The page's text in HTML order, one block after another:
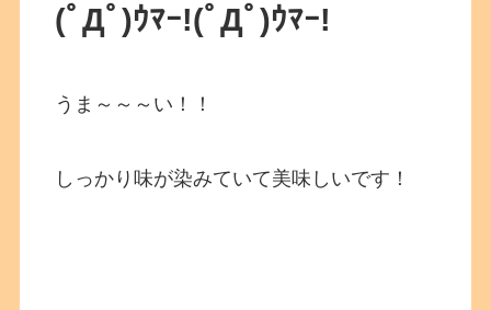
(ﾟДﾟ)ｳﾏｰ!(ﾟДﾟ)ｳﾏｰ!
うま～～～い！！
しっかり味が染みていて美味しいです！